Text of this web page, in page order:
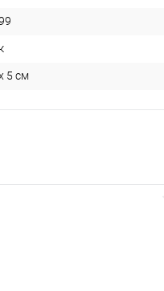
5 см